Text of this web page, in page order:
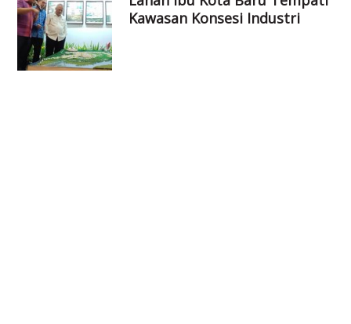
Kawasan Konsesi Industri